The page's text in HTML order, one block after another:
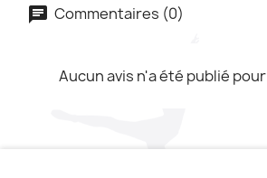
Commentaires (0)
Aucun avis n'a été publié